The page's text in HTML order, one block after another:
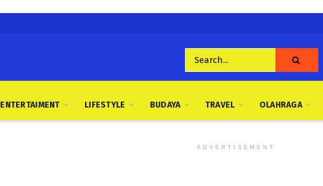
ENTERTAIMENT LIFESTYLE BUDAYA TRAVEL OLAHRAGA
ADVERTISEMENT